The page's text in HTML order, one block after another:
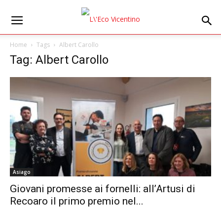
Home Tags Albert Carollo
Tag: Albert Carollo
Asiago
Giovani promesse ai fornelli: all’Artusi di
Recoaro il primo premio nel...